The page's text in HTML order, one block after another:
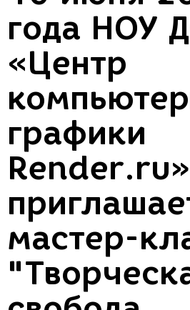
года НОУ
«Центр
графики
Render.ru»
мастер-